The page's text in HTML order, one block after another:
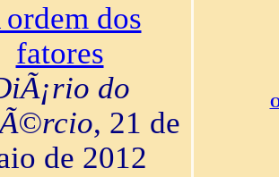
dos
fatores
do
, 21 de
de 2012